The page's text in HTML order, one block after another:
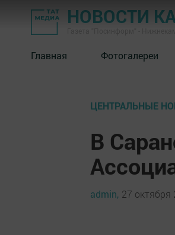
НОВОСТИ
Главная Фотогалереи
ЦЕНТРАЛЬНЫЕ
В
admin, 27 октября